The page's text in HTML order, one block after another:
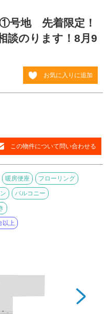
地 先着限定！
談のります！8月9
お気に入りに追加
この物件について問い合わせる
暖房便座 フローリング
バルコニー
以上